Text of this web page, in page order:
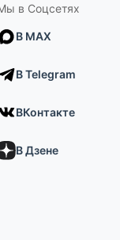
в Соцсетях
В MAX
В Telegram
ВКонтакте
В Дзене